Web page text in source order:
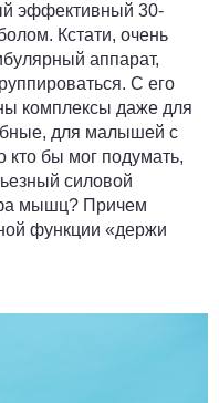
эффективный 30-
Кстати, очень
аппарат,
С его
комплексы даже для
для малышей с
бы мог подумать,
силовой
мышц? Причем
функции «держи